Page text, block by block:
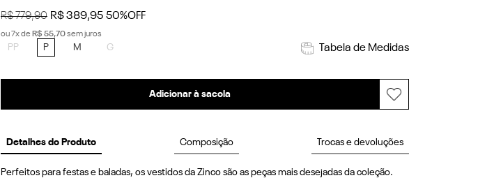
R$ 779,90 R$389,95 50%OFF
ou7x de R$ 55,70sem juros
PP P M G Tabela de Medidas
Adicionar à sacola
Detalhes do Produto Composição Trocas e devoluções
Perfeitos para festas e baladas, os vestidos da Zinco são as peças mais desejadas da coleção.